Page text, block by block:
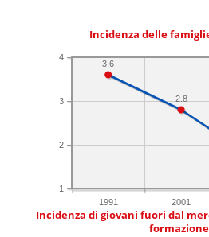
Incidenza delle
1991 2001
1
2
3
4
2.8
3.6
Incidenza di giovani fuori dal
formazione